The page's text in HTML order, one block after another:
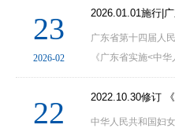
日起施行。
23
2026-02
广东省第十四届人
《广东省实施<中
由广东省第十四届
于2025年10月11日
22 2022.10.30修订
中华人民共和国妇